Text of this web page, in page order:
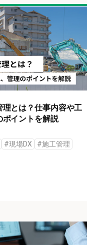
とは？仕事内容や工
ポイントを解説
#現場DX #施工管理